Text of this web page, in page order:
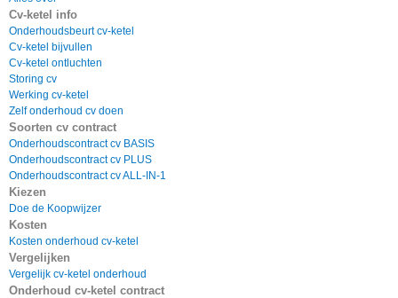
Cv-ketel info
Onderhoudsbeurt cv-ketel
Cv-ketel bijvullen
Cv-ketel ontluchten
Storing cv
Werking cv-ketel
Zelf onderhoud cv doen
Soorten cv contract
Onderhoudscontract cv BASIS
Onderhoudscontract cv PLUS
Onderhoudscontract cv ALL-IN-1
Kiezen
Doe de Koopwijzer
Kosten
Kosten onderhoud cv-ketel
Vergelijken
Vergelijk cv-ketel onderhoud
Onderhoud cv-ketel contract